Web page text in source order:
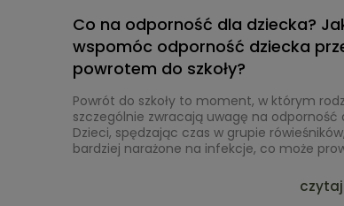
Co na odporność dla dziecka?
wspomóc odporność dziecka
powrotem do szkoły?
Powrót do szkoły to moment, w którym
szczególnie zwracają uwagę na odporność
Dzieci, spędzając czas w grupie
bardziej narażone na infekcje, co może
dlatego tak ważne jest, aby przed
wzmocnienie
czytaj